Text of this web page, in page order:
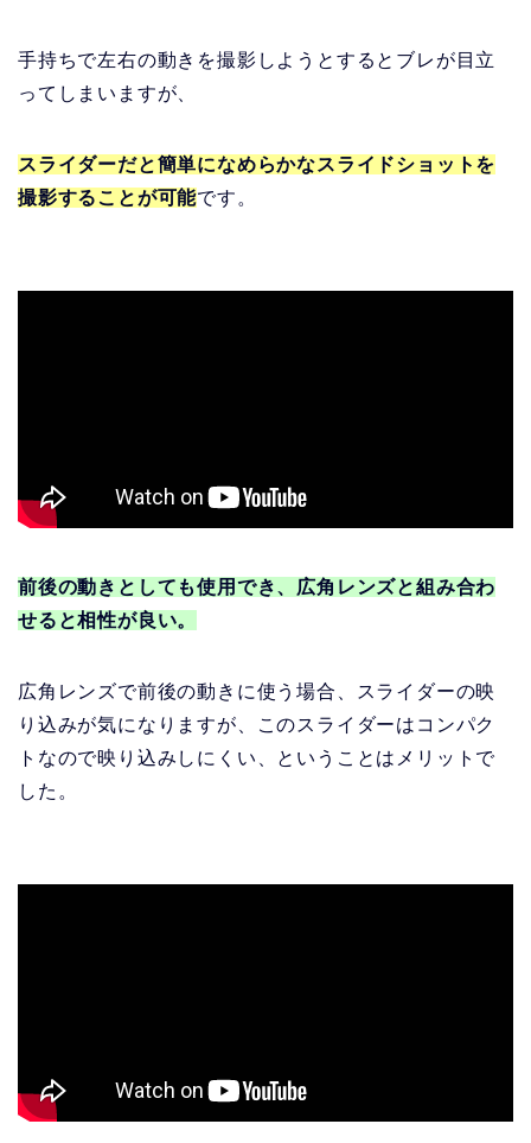
手持ちで左右の動きを撮影しようとするとブレが目立
ってしまいますが、
スライダーだと簡単になめらかなスライドショットを
撮影することが可能です。
前後の動きとしても使用でき、広角レンズと組み合わ
せると相性が良い。
広角レンズで前後の動きに使う場合、スライダーの映
り込みが気になりますが、このスライダーはコンパク
トなので映り込みしにくい、ということはメリットで
した。